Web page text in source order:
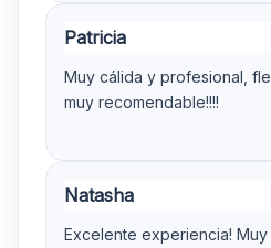
Patricia
Muy cálida y profesional,
muy recomendable!!!!
Natasha
Excelente experiencia!